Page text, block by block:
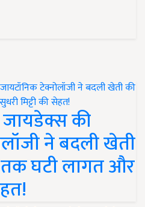
की
ने बदली खेती
तक घटी लागत और